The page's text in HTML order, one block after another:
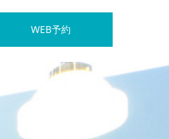
WEB予約